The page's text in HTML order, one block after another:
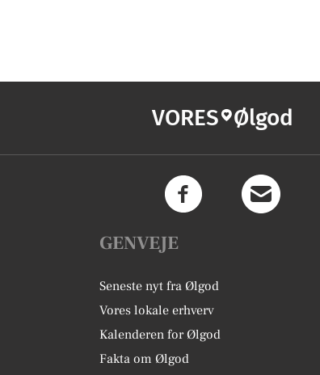
VORES Ølgod
GENVEJE
Seneste nyt fra Ølgod
Vores lokale erhverv
Kalenderen for Ølgod
Fakta om Ølgod